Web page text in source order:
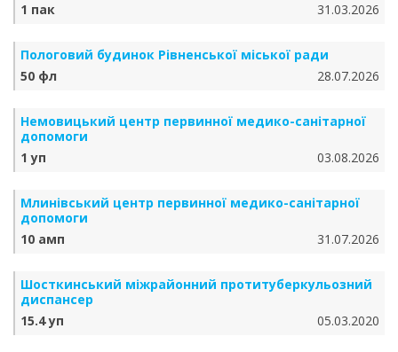
1 пак
31.03.2026
Пологовий будинок Рівненської міської ради
50 фл
28.07.2026
Немовицький центр первинної медико-санітарної
допомоги
1 уп
03.08.2026
Млинівський центр первинної медико-санітарної
допомоги
10 амп
31.07.2026
Шосткинський міжрайонний протитуберкульозний
диспансер
15.4 уп
05.03.2020